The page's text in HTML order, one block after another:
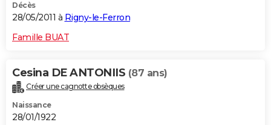
Décès
28/05/2011 à Rigny-le-Ferron
Famille BUAT
Cesina DE ANTONIIS (87 ans)
Créer une cagnotte obsèques
Naissance
28/01/1922